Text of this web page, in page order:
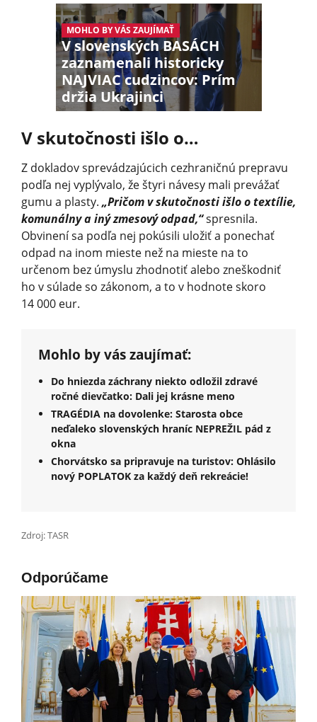
MOHLO BY VÁS ZAUJÍMAŤ
V slovenských BASÁCH
zaznamenali historicky
NAJVIAC cudzincov: Prím
držia Ukrajinci
V skutočnosti išlo o…
Z dokladov sprevádzajúcich cezhraničnú prepravu
podľa nej vyplývalo, že štyri návesy mali prevážať
gumu a plasty. „Pričom v skutočnosti išlo o textílie,
komunálny a iný zmesový odpad,“spresnila.
Obvinení sa podľa nej pokúsili uložiť a ponechať
odpad na inom mieste než na mieste na to
určenom bez úmyslu zhodnotiť alebo zneškodniť
ho v súlade so zákonom, a to v hodnote skoro
14 000 eur.
Mohlo by vás zaujímať:
Do hniezda záchrany niekto odložil zdravé
ročné dievčatko: Dali jej krásne meno
TRAGÉDIA na dovolenke: Starosta obce
neďaleko slovenských hraníc NEPREŽIL pád z
okna
Chorvátsko sa pripravuje na turistov: Ohlásilo
nový POPLATOK za každý deň rekreácie!
Zdroj: TASR
Odporúčame